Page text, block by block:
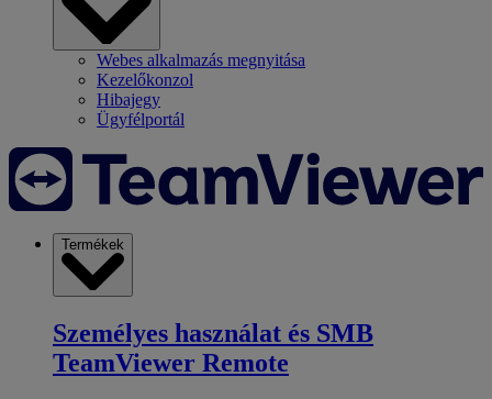
Webes alkalmazás megnyitása
Kezelőkonzol
Hibajegy
Ügyfélportál
Termékek
Személyes használat és SMB
TeamViewer Remote